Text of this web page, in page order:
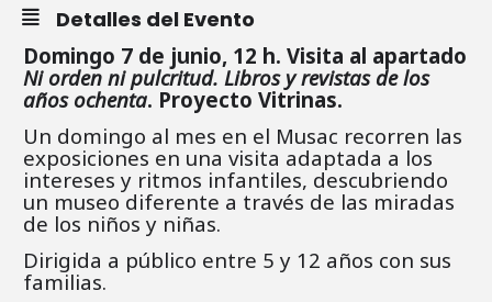
Detalles del Evento
Domingo 7 de junio, 12 h. Visita al apartado
Ni orden ni pulcritud. Libros y revistas de los
años ochenta. Proyecto Vitrinas.
Un domingo al mes en el Musac recorren las
exposiciones en una visita adaptada a los
intereses y ritmos infantiles, descubriendo
un museo diferente a través de las miradas
de los niños y niñas.
Dirigida a público entre 5 y 12 años con sus
familias.